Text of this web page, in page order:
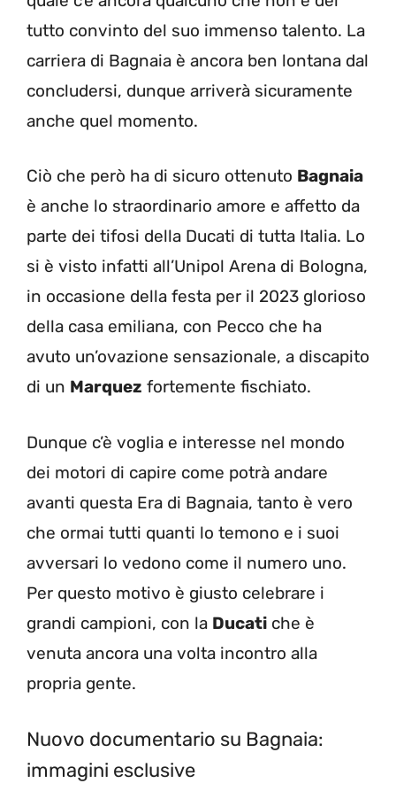
tutto convinto del suo immenso talento. La
carriera di Bagnaia è ancora ben lontana dal
concludersi, dunque arriverà sicuramente
anche quel momento.
Ciò che però ha di sicuro ottenuto Bagnaia
è anche lo straordinario amore e affetto da
parte dei tifosi della Ducati di tutta Italia. Lo
si è visto infatti all’Unipol Arena di Bologna,
in occasione della festa per il 2023 glorioso
della casa emiliana, con Pecco che ha
avuto un’ovazione sensazionale, a discapito
di un Marquez fortemente fischiato.
Dunque c’è voglia e interesse nel mondo
dei motori di capire come potrà andare
avanti questa Era di Bagnaia, tanto è vero
che ormai tutti quanti lo temono e i suoi
avversari lo vedono come il numero uno.
Per questo motivo è giusto celebrare i
grandi campioni, con la Ducati che è
venuta ancora una volta incontro alla
propria gente.
Nuovo documentario su Bagnaia:
immagini esclusive